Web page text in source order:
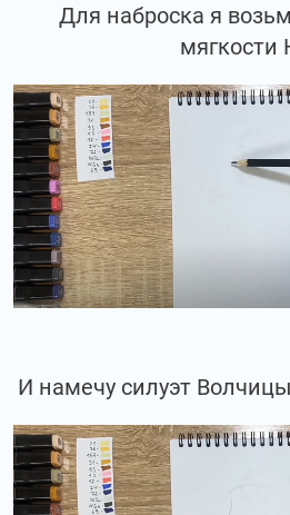
Для наброска я
мягкости
И намечу силуэт